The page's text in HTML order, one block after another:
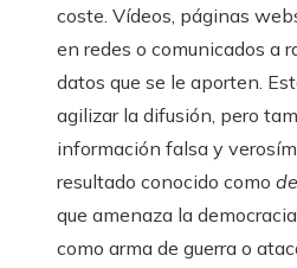
coste. Vídeos, páginas
en redes o comunicados a
datos que se le aporten.
agilizar la difusión, pero
información falsa y
resultado conocido como
que amenaza la
como arma de guerra o